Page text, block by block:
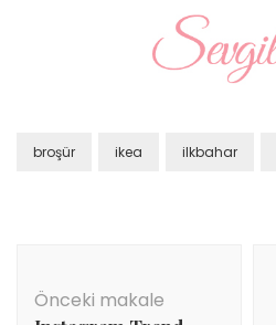
broşür ikea ilkbahar
dolaşımı
Önceki makale